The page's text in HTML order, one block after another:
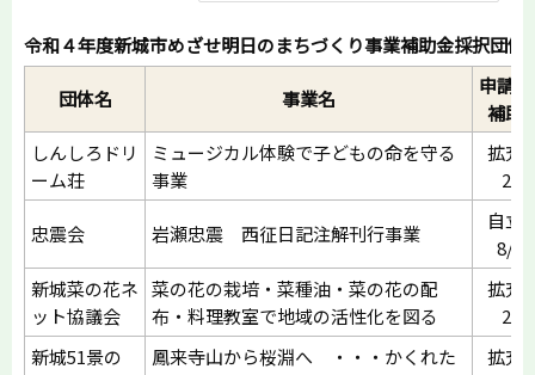
令和４年度新城市めざせ明日のまちづくり事業補助金採択団体
団体名 事業名
申請
補助
しんしろドリ
ーム荘
ミュージカル体験で子どもの命を守る
事業
拡充
2/3
忠震会 岩瀬忠震 西征日記注解刊行事業
自立
8/10
新城菜の花ネ
ット協議会
菜の花の栽培・菜種油・菜の花の配
布・料理教室で地域の活性化を図る
拡充
2/3
新城51景の
鳳来寺山から桜淵へ ・・・かくれた
拡充